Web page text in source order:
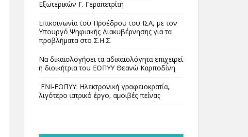
Εξωτερικών Γ. Γεραπετρίτη
Επικοινωνία του Προέδρου του ΙΣΑ, με τον
Υπουργό Ψηφιακής Διακυβέρνησης για τα
προβλήματα στο Σ.Η.Σ.
Να δικαιολογήσει τα αδικαιολόγητα επιχειρεί
η διοικήτρια του ΕΟΠΥΥ Θεανώ Καρποδίνη
ΕΝΙ-ΕΟΠΥΥ: Ηλεκτρονική γραφειοκρατία,
λιγότερο ιατρικό έργο, αμοιβές πείνας